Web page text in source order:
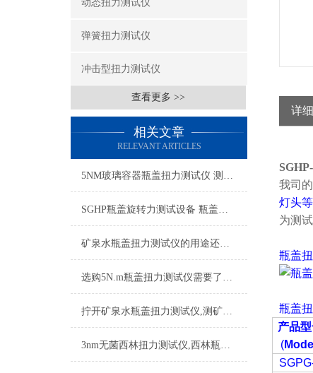
动态扭力测试仪
弹簧扭力测试仪
冲击型扭力测试仪
查看更多 >>
相关文章
RELEVANT ARTICLES
5NM玻璃容器瓶盖扭力测试仪 测试玻璃瓶瓶盖锁紧扭力的仪器厂家
SGHP瓶盖旋转力测试设备 瓶盖闭合力矩检测仪 瓶盖锁紧力测试仪
矿泉水瓶盖扭力测试仪的用途还是非常广泛
选购5N.m瓶盖扭力测试仪需要了解哪些常识
拧开矿泉水瓶盖扭力测试仪,测矿泉水瓶盖扭矩的机器
3nm无菌西林扭力测试仪,西林瓶轧盖扭力检测仪,西林瓶瓶盖扭开力测试仪
详
我司的
灯头
为测
瓶盖
瓶盖
产品
(